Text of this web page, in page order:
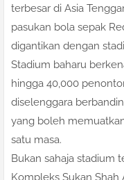
terbesar di Asia
pasukan bola sepak
digantikan dengan
Stadium baharu
hingga 40,000
diselenggara
yang boleh
satu masa.
Bukan sahaja stadium
Kompleks Sukan Shah